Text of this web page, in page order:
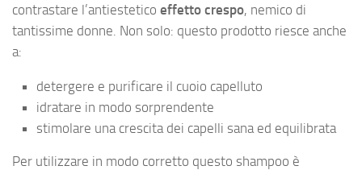
contrastare l’antiestetico effetto crespo, nemico di
tantissime donne. Non solo: questo prodotto riesce anche
a:
detergere e purificare il cuoio capelluto
idratare in modo sorprendente
stimolare una crescita dei capelli sana ed equilibrata
Per utilizzare in modo corretto questo shampoo è